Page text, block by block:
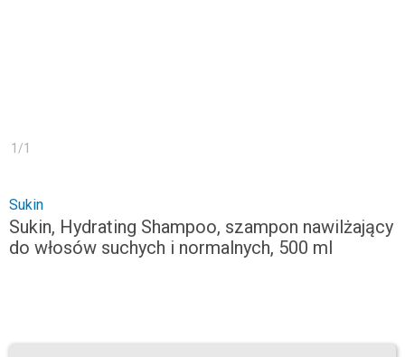
1 /1
Sukin
Sukin, Hydrating Shampoo, szampon nawilżający
do włosów suchych i normalnych, 500 ml